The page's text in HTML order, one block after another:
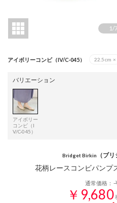
1/
アイボリーコンビ（IV/C-045） 22.5cm ×
バリエーション
アイボリー
コンビ（I
V/C-045）
Bridget Birkin （ブ
花柄レースコンビパンプ
通常価格：
￥9,680